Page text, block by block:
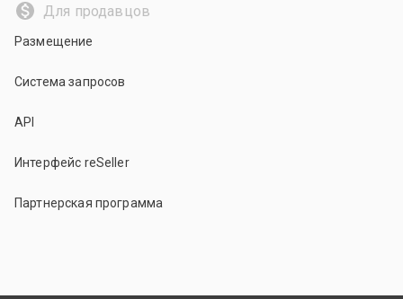
Для продавцов
Размещение
Система запросов
API
Интерфейс reSeller
Партнерская программа